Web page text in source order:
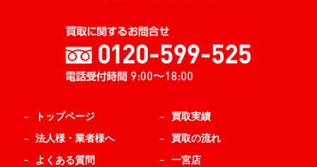
トップページ
買取実績
法人様・業者様へ
買取の流れ
よくある質問
一宮店